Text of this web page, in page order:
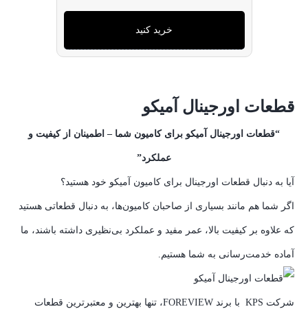
خرید کنید
قطعات اورجینال آمیکو
“قطعات اورجینال آمیکو برای کامیون شما – اطمینان از کیفیت و
عملکرد”
آیا به دنبال قطعات اورجینال برای کامیون آمیکو خود هستید؟
اگر شما هم مانند بسیاری از صاحبان کامیون‌ها، به دنبال قطعاتی هستید
که علاوه بر کیفیت بالا، عمر مفید و عملکرد بی‌نظیری داشته باشند، ما
آماده خدمت‌رسانی به شما هستیم.
شرکت KPS با برند FOREVIEW، تنها بهترین و معتبرترین قطعات